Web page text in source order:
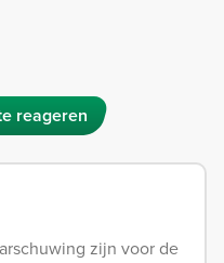
reageren
zijn voor de